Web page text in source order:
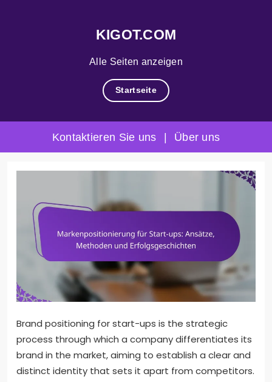
Alle Seiten anzeigen
KIGOT.COM
Startseite
Kontaktieren Sie uns | Über uns
Brand positioning for start-ups is the strategic
process through which a company differentiates its
brand in the market, aiming to establish a clear and
distinct identity that sets it apart from competitors.